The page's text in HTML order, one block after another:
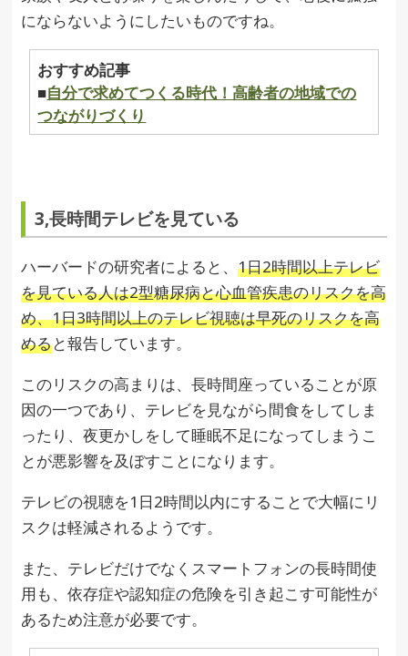
にならないようにしたいものですね。
おすすめ記事
■自分で求めてつくる時代！高齢者の地域での
つながりづくり
3,長時間テレビを見ている
ハーバードの研究者によると、1日2時間以上テレビ
を見ている人は2型糖尿病と心血管疾患のリスクを高
め、1日3時間以上のテレビ視聴は早死のリスクを高
めると報告しています。
このリスクの高まりは、長時間座っていることが原
因の一つであり、テレビを見ながら間食をしてしま
ったり、夜更かしをして睡眠不足になってしまうこ
とが悪影響を及ぼすことになります。
テレビの視聴を1日2時間以内にすることで大幅にリ
スクは軽減されるようです。
また、テレビだけでなくスマートフォンの長時間使
用も、依存症や認知症の危険を引き起こす可能性が
あるため注意が必要です。